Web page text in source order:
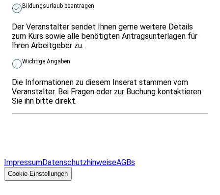
Bildungsurlaub beantragen
Der Veranstalter sendet Ihnen gerne weitere Details
zum Kurs sowie alle benötigten Antragsunterlagen für
Ihren Arbeitgeber zu.
Wichtige Angaben
Die Informationen zu diesem Inserat stammen vom
Veranstalter. Bei Fragen oder zur Buchung kontaktieren
Sie ihn bitte direkt.
ImpressumDatenschutzhinweiseAGBs
Cookie-Einstellungen